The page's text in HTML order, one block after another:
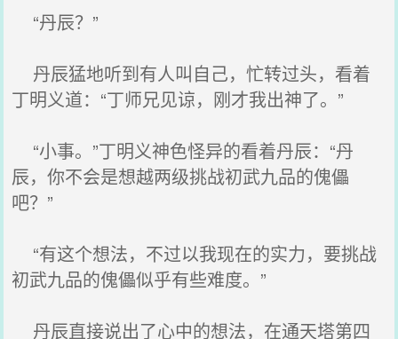
“丹辰？”
丹辰猛地听到有人叫自己，忙转过头，看着
丁明义道：“丁师兄见谅，刚才我出神了。”
“小事。”丁明义神色怪异的看着丹辰：“丹
辰，你不会是想越两级挑战初武九品的傀儡
吧？”
“有这个想法，不过以我现在的实力，要挑战
初武九品的傀儡似乎有些难度。”
丹辰直接说出了心中的想法，在通天塔第四